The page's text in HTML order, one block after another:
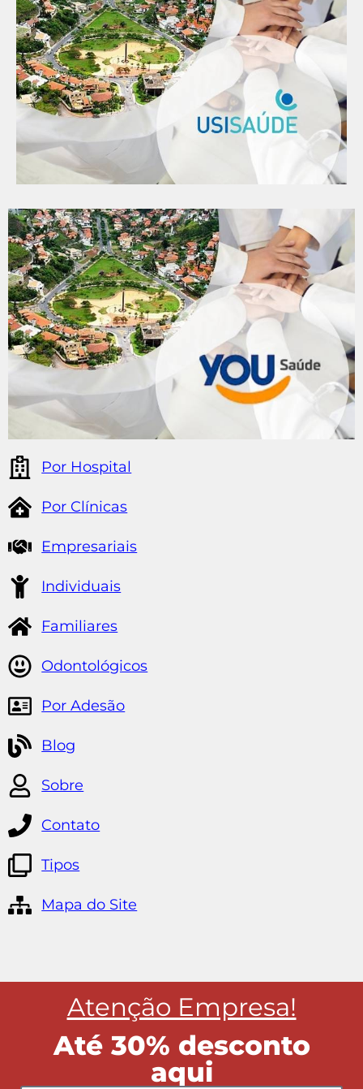
Por Hospital
Por Clínicas
Empresariais
Individuais
Familiares
Odontológicos
Por Adesão
Blog
Sobre
Contato
Tipos
Mapa do Site
Atenção Empresa!
Até 30% desconto
aqui